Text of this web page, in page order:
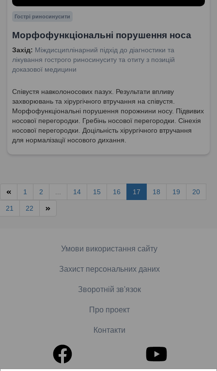
Гострі риносинусити
Морфофункціональні порушення носа
Захід: Міждисциплінарний підхід до діагностики та
лікування гострого риносинуситу та отиту з позицій
доказової медицини
Співустя навколоносових пазух. Результати впливу
захворювань та хірургічного втручання на співустя.
Морфофункціональні порушення порожнини носу. Підвивих
носової перегородки. Гребінь носової перегородки. Сінехія
носової перегородки. Доцільність хірургічного втручання
для нормалізації носового дихання.
1 2 14 15 16 17 18 19 20
21 22
Умови використання сайту
Захист персональних даних
Зворотній зв'язок
Про проект
Контакти